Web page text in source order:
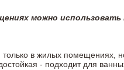
можно
в жилых помещениях,
- подходит для